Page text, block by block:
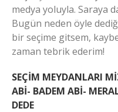
medya yoluyla. Saraya
Bugün neden öyle
bir seçime gitsem,
zaman tebrik ederim!
SEÇİM MEYDANLARI
ABİ- BADEM ABİ-
DEDE